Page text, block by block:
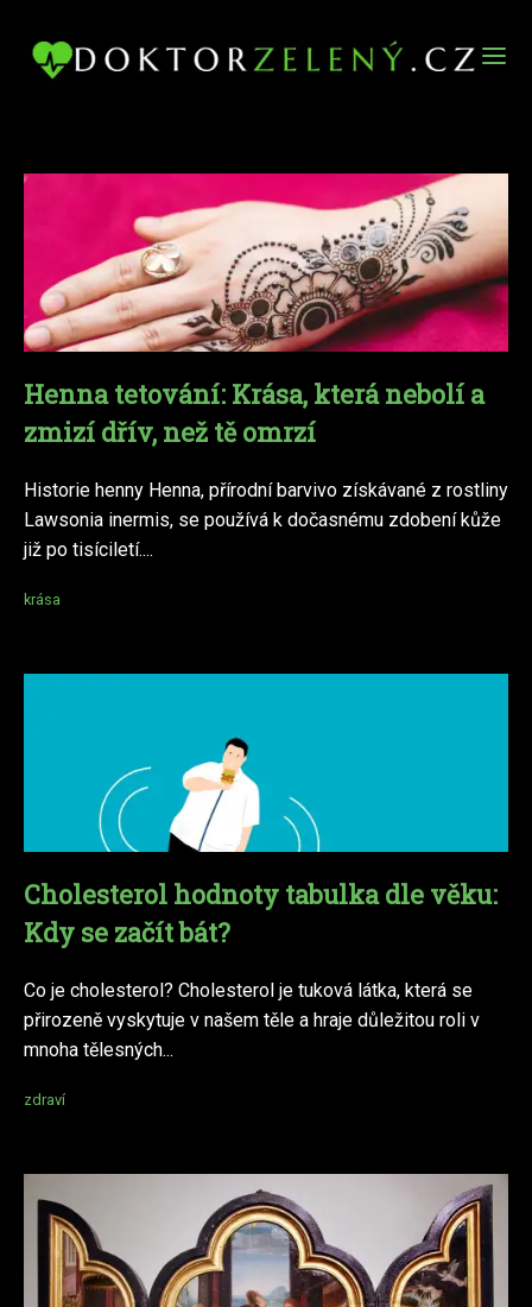
Henna tetování: Krása, která nebolí a
zmizí dřív, než tě omrzí
Historie henny Henna, přírodní barvivo získávané z rostliny
Lawsonia inermis, se používá k dočasnému zdobení kůže
již po tisíciletí....
krása
Cholesterol hodnoty tabulka dle věku:
Kdy se začít bát?
Co je cholesterol? Cholesterol je tuková látka, která se
přirozeně vyskytuje v našem těle a hraje důležitou roli v
mnoha tělesných...
zdraví